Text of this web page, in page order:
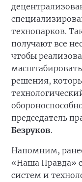
технопарков.
получают все
чтобы
решения,
председатель
Безруков.
Напомним,
«Наша Правда»
систем и